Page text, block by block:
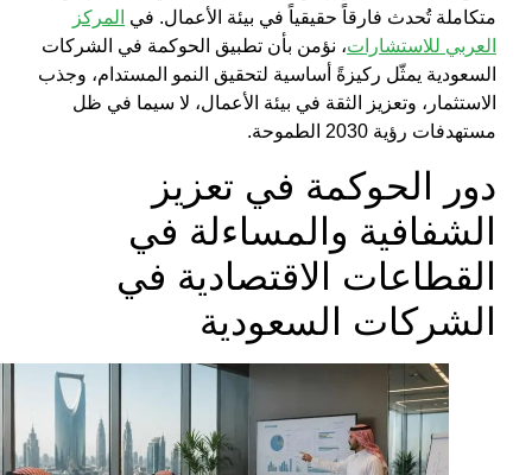
معنا
العربية
متكاملة تُحدث فارقاً حقيقياً في بيئة الأعمال. في المركز
العربي للاستشارات، نؤمن بأن تطبيق الحوكمة في الشركات
السعودية يمثّل ركيزةً أساسية لتحقيق النمو المستدام، وجذب
الاستثمار، وتعزيز الثقة في بيئة الأعمال، لا سيما في ظل
مستهدفات رؤية 2030 الطموحة.
دور الحوكمة في تعزيز
الشفافية والمساءلة في
القطاعات الاقتصادية في
الشركات السعودية